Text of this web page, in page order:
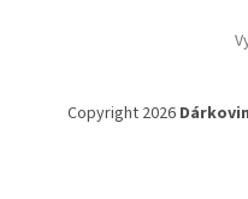
Copyright 2026